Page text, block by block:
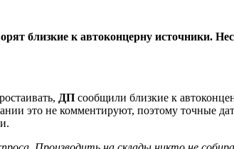
близкие к автоконцерну
ДП сообщили близкие к
это не комментируют, поэтому точные